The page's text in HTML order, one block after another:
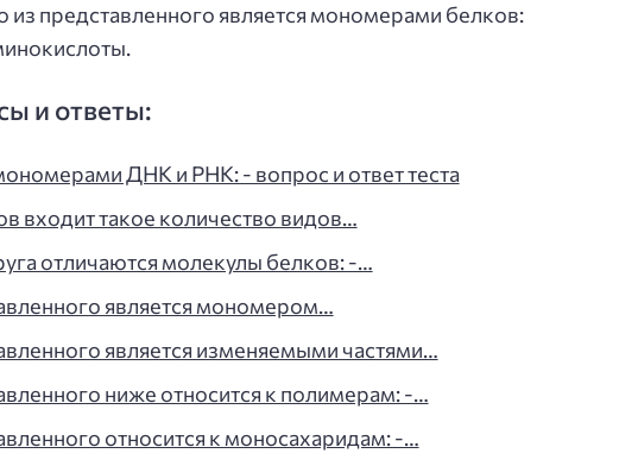
из представленного является мономерами белков:
и ответы:
ДНК и РНК: - вопрос и ответ теста
входит такое количество видов…
отличаются молекулы белков: -…
является мономером…
является изменяемыми частями…
ниже относится к полимерам: -…
относится к моносахаридам: -…